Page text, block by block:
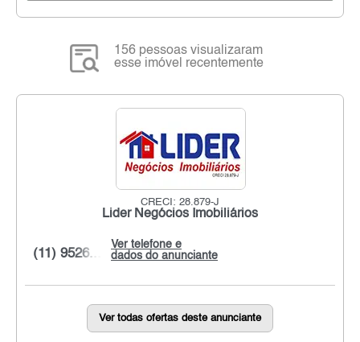
156 pessoas visualizaram
esse imóvel recentemente
CRECI: 28.879-J
Lider Negócios Imobiliários
Ver telefone e
dados do anunciante
(11) 9526...
Ver todas ofertas deste anunciante